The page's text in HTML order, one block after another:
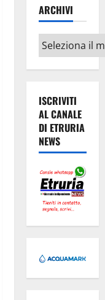
ARCHIVI
Archivi
ISCRIVITI
AL CANALE
DI ETRURIA
NEWS